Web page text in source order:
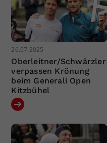
26.07.2025
Oberleitner/Schwärzler
verpassen Krönung
beim Generali Open
Kitzbühel